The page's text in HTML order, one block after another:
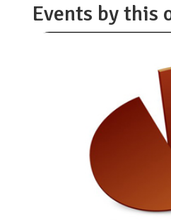
Events by this